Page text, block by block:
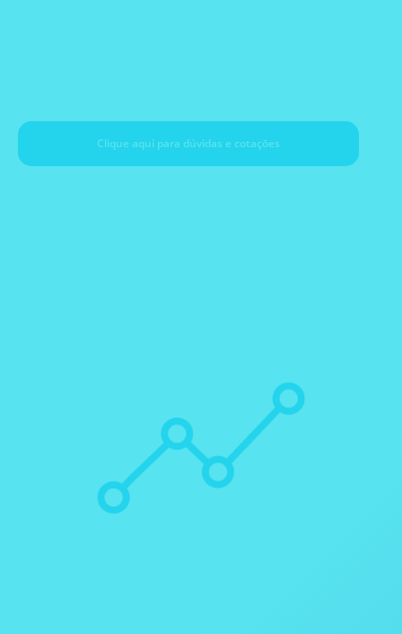
Clique aqui para dúvidas e cotaçōes